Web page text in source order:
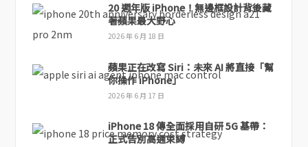
20 週年版 iPhone！無邊框設計背後藏
著蘋果最大野心
2026 年 6 月 18 日
蘋果正在改寫 Siri：未來 AI 將直接「幫
你操作 iPhone」
2026 年 6 月 17 日
iPhone 18 傳全面採用自研 5G 基帶：
正式告別高通束縛